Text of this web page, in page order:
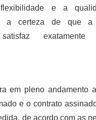
e a
a certeza de que a
satisfaz
em pleno andamento
e o contrato
de acordo com as